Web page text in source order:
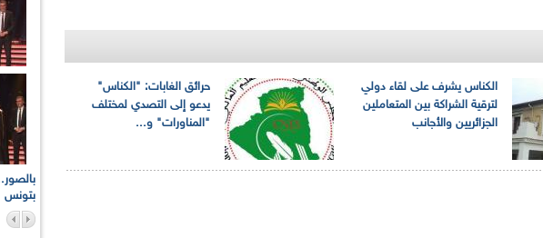
حرائق الغابات: "الكناس"
يدعو إلى التصدي لمختلف
"المناورات" و...
الكناس يشرف على لقاء دولي
لترقية الشراكة بين المتعاملين
الجزائريين والأجانب
بتونس